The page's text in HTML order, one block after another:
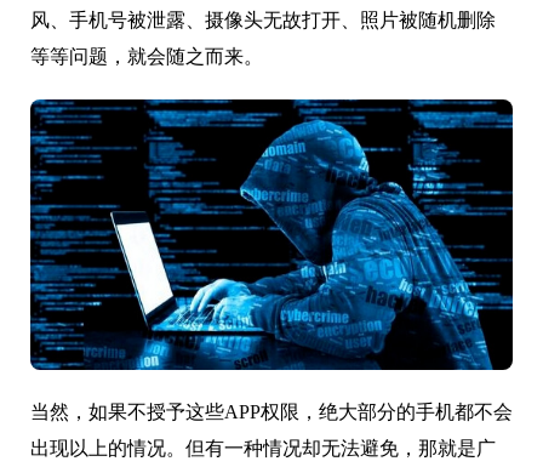
风、手机号被泄露、摄像头无故打开、照片被随机删除
等等问题，就会随之而来。
当然，如果不授予这些APP权限，绝大部分的手机都不会
出现以上的情况。但有一种情况却无法避免，那就是广